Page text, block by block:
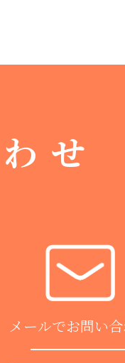
せ
メールでお問い